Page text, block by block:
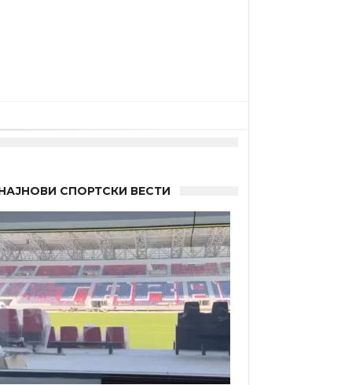
СПОРТСКИ ВЕСТИ